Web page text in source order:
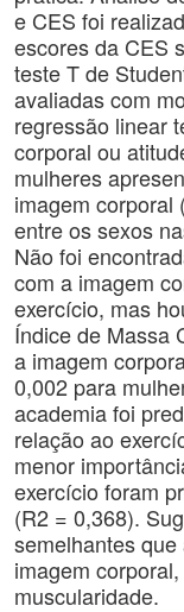
e CES foi
escores da CES
teste T de
avaliadas com
regressão linear
corporal ou
mulheres
imagem corporal
entre os sexos
Não foi
com a imagem
exercício, mas
Índice de Massa
a imagem
0,002 para
academia foi
relação ao
menor
exercício foram
(R2 = 0,368).
semelhantes
imagem
muscularidade.